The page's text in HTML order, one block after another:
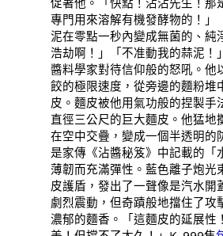
促著他。「快點！沾沾先生！那
專門用來溶解有機發酵物的！」
泥在零點一秒內變成無菌的、純
浩劫啊！」「不准動我的蒜泥！
醬料學家對待信仰般的怒吼。他
餃的極限速度，從旁邊的麵粉堆
皮。麵皮被他用氣功般的捏製手
直徑三公尺的巨大麵皮。他猛地
在空中交疊，變成一個半透明的
是家傳《沾醬秘笈》中記載的「
薄韌而充滿彈性。藍色離子炮光
皮護盾，發出了一聲像是汽水開
劇烈震動，但奇蹟般地擋住了攻
濃郁的麵香。「這麵皮的延展性